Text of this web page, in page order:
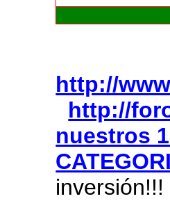
http://
http://
nuestros
inversión!!!